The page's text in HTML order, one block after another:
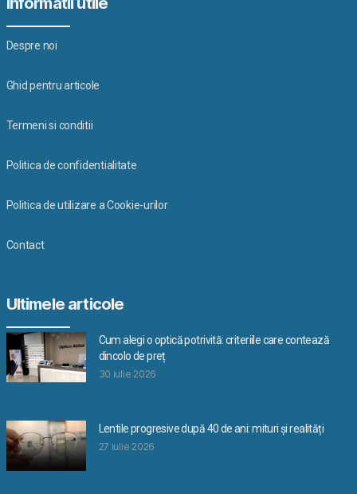
Despre noi
Ghid pentru articole
Termeni si conditii
Politica de confidentialitate
Politica de utilizare a Cookie-urilor
Contact
Ultimele articole
Cum alegi o optică potrivită: criteriile care contează
dincolo de preț
30 iulie 2026
Lentile progresive după 40 de ani: mituri și realități
27 iulie 2026